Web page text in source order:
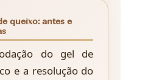
queixo: antes e
do gel de
e a resolução do